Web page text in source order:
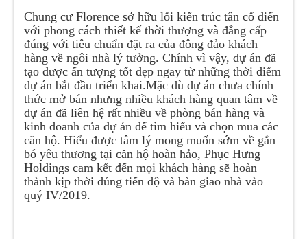
Chung cư Florence sở hữu lối kiến trúc tân cổ điển
với phong cách thiết kế thời thượng và đẳng cấp
đúng với tiêu chuẩn đặt ra của đông đảo khách
hàng về ngôi nhà lý tưởng. Chính vì vậy, dự án đã
tạo được ấn tượng tốt đẹp ngay từ những thời điểm
dự án bắt đầu triển khai.Mặc dù dự án chưa chính
thức mở bán nhưng nhiều khách hàng quan tâm về
dự án đã liên hệ rất nhiều về phòng bán hàng và
kinh doanh của dự án để tìm hiểu và chọn mua các
căn hộ. Hiểu được tâm lý mong muốn sớm về gắn
bó yêu thương tại căn hộ hoàn hảo, Phục Hưng
Holdings cam kết đến mọi khách hàng sẽ hoàn
thành kịp thời đúng tiến độ và bàn giao nhà vào
quý IV/2019.